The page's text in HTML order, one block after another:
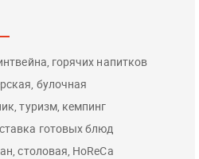
горячих напитков
булочная
туризм, кемпинг
готовых блюд
столовая, HoReCa